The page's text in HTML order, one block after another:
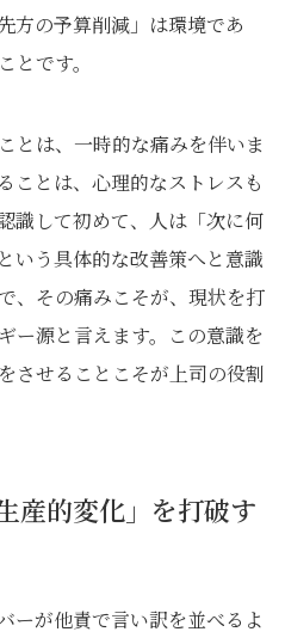
方の予算削減」は環境であ
とです。
とは、一時的な痛みを伴いま
ことは、心理的なストレスも
識して初めて、人は「次に何
いう具体的な改善策へと意識
、その痛みこそが、現状を打
ー源と言えます。この意識を
させることこそが上司の役割
産的変化」を打破す
ーが他責で言い訳を並べるよ